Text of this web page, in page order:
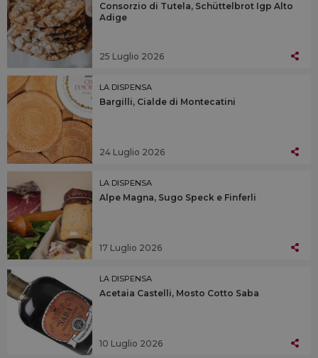
Consorzio di Tutela, Schüttelbrot Igp Alto
Adige
25 Luglio 2026
LA DISPENSA
Bargilli, Cialde di Montecatini
24 Luglio 2026
LA DISPENSA
Alpe Magna, Sugo Speck e Finferli
17 Luglio 2026
LA DISPENSA
Acetaia Castelli, Mosto Cotto Saba
10 Luglio 2026